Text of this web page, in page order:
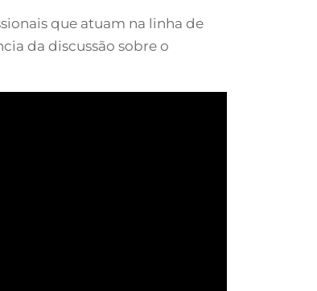
que atuam na linha de
da discussão sobre o